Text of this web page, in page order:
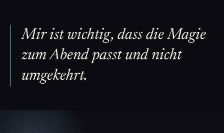
Mir ist wichtig, dass die Magie
zum Abend passt und nicht
umgekehrt.